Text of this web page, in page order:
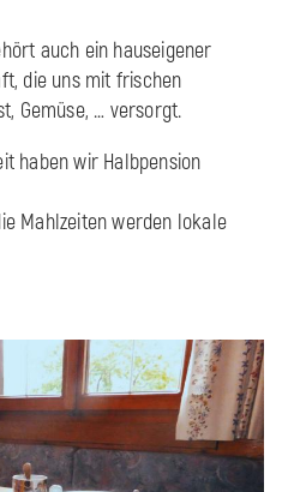
auch ein hauseigener
die uns mit frischen
Gemüse, … versorgt.
haben wir Halbpension
Mahlzeiten werden lokale